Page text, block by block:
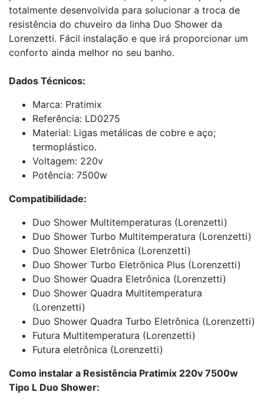
totalmente desenvolvida para solucionar a troca de
resistência do chuveiro da linha Duo Shower da
Lorenzetti. Fácil instalação e que irá proporcionar um
conforto ainda melhor no seu banho.
Dados Técnicos:
Marca: Pratimix
Referência: LD0275
Material: Ligas metálicas de cobre e aço;
termoplástico.
Voltagem: 220v
Potência: 7500w
Compatibilidade:
Duo Shower Multitemperaturas (Lorenzetti)
Duo Shower Turbo Multitemperatura (Lorenzetti)
Duo Shower Eletrônica (Lorenzetti)
Duo Shower Turbo Eletrônica Plus (Lorenzetti)
Duo Shower Quadra Eletrônica (Lorenzetti)
Duo Shower Quadra Multitemperatura
(Lorenzetti)
Duo Shower Quadra Turbo Eletrônica (Lorenzetti)
Futura Multitemperatura (Lorenzetti)
Futura eletrônica (Lorenzetti)
Como instalar a Resistência Pratimix 220v 7500w
Tipo L Duo Shower: